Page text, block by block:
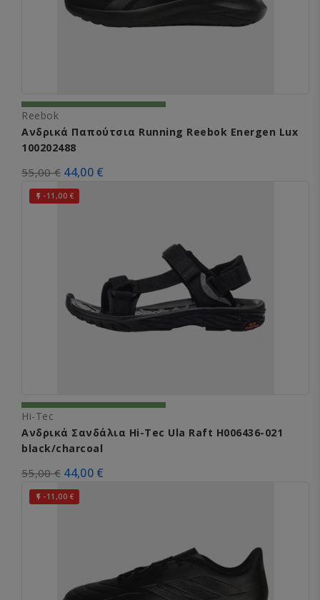
Reebok
Ανδρικά Παπούτσια Running Reebok Energen Lux
100202488
55,00 € 44,00 €
 -11,00 €
Hi-Tec
Ανδρικά Σανδάλια Hi-Tec Ula Raft H006436-021
black/charcoal
55,00 € 44,00 €
 -11,00 €